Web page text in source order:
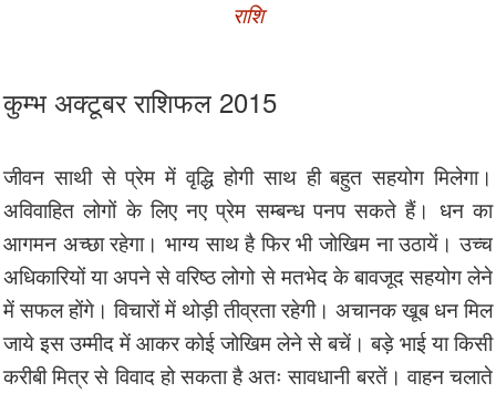
राशि
कुम्भ अक्टूबर राशिफल 2015
जीवन साथी से प्रेम में वृद्धि होगी साथ ही बहुत सहयोग मिलेगा।
अविवाहित लोगों के लिए नए प्रेम सम्बन्ध पनप सकते हैं। धन का
आगमन अच्छा रहेगा। भाग्य साथ है फिर भी जोखिम ना उठायें। उच्च
अधिकारियों या अपने से वरिष्ठ लोगो से मतभेद के बावजूद सहयोग लेने
में सफल होंगे। विचारों में थोड़ी तीव्रता रहेगी। अचानक खूब धन मिल
जाये इस उम्मीद में आकर कोई जोखिम लेने से बचें। बड़े भाई या किसी
करीबी मित्र से विवाद हो सकता है अतः सावधानी बरतें। वाहन चलाते